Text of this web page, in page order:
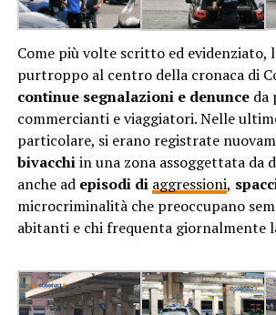
Come più volte scritto ed evidenziato,
purtroppo al centro della cronaca di
continue segnalazioni e denunceda
commercianti e viaggiatori. Nelle
particolare, si erano registrate
bivacchiin una zona assoggettata da
anche ad episodi di aggressioni,
microcriminalità che preoccupano
abitanti e chi frequenta giornalmente